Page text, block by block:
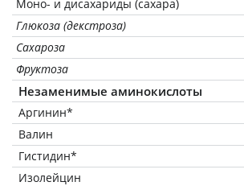
Моно- и дисахариды (сахара)
Глюкоза (декстроза)
Сахароза
Фруктоза
Незаменимые аминокислоты
Аргинин*
Валин
Гистидин*
Изолейцин